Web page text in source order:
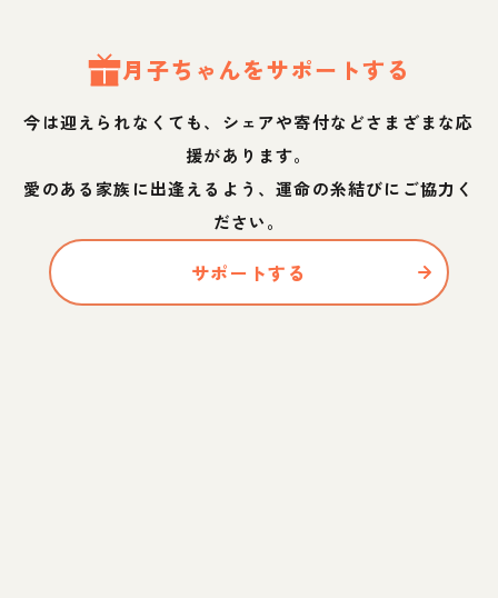
月子ちゃんをサポートする
今は迎えられなくても、シェアや寄付などさまざまな応
援があります。
愛のある家族に出逢えるよう、運命の糸結びにご協力く
ださい。
サポートする